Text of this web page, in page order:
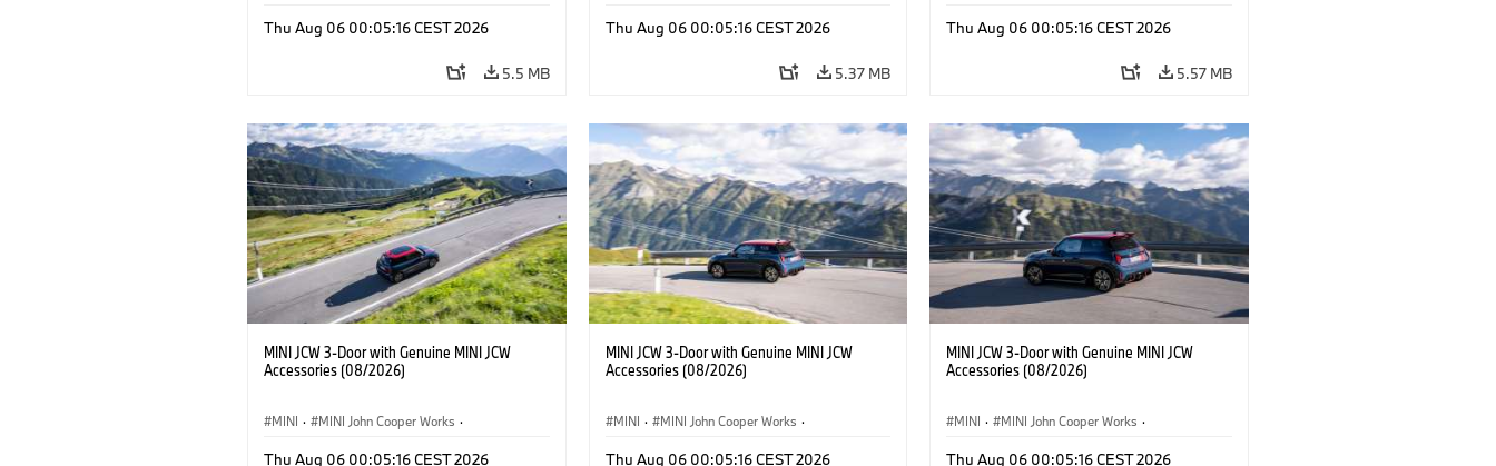
Optional Extras, Accessories
Thu Aug 06 00:05:16 CEST 2026
5.5 MB
Optional Extras, Accessories
Thu Aug 06 00:05:16 CEST 2026
5.37 MB
Optional Extras, Accessories
Thu Aug 06 00:05:16 CEST 2026
5.57 MB
MINI JCW 3-Door with Genuine MINI JCW
Accessories (08/2026)
MINI · MINI John Cooper Works ·
Thu Aug 06 00:05:16 CEST 2026
MINI JCW 3-Door with Genuine MINI JCW
Accessories (08/2026)
MINI · MINI John Cooper Works ·
Thu Aug 06 00:05:16 CEST 2026
MINI JCW 3-Door with Genuine MINI JCW
Accessories (08/2026)
MINI · MINI John Cooper Works ·
Thu Aug 06 00:05:16 CEST 2026